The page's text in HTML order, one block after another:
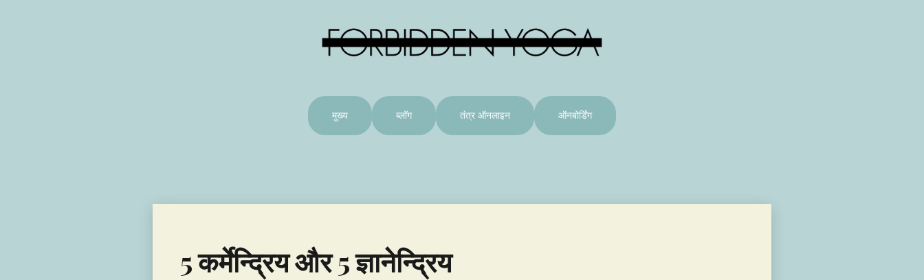
मुख्य ब्लॉग तंत्र ऑनलाइन ऑनबोर्डिंग
5 कर्मेन्द्रिय और 5 ज्ञानेन्द्रिय